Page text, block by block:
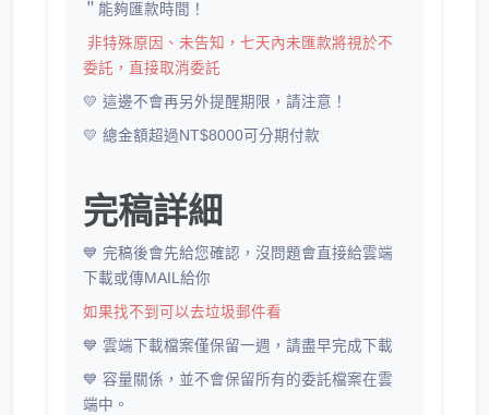
＂能夠匯款時間！
非特殊原因、未告知，七天內未匯款將視於不
委託，直接取消委託
💛 這邊不會再另外提醒期限，請注意！
💛 總金額超過NT$8000可分期付款
完稿詳細
💙 完稿後會先給您確認，沒問題會直接給雲端
下載或傳MAIL給你
如果找不到可以去垃圾郵件看
💙 雲端下載檔案僅保留一週，請盡早完成下載
💙 容量關係，並不會保留所有的委託檔案在雲
端中。